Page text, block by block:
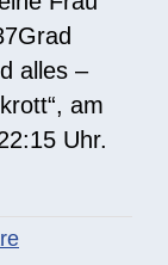
alles –
am
Uhr.